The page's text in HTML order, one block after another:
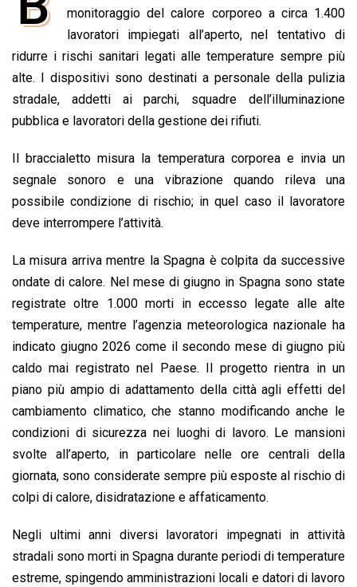
e
o
o
k
t
s
A
p
p
k
e
d
I
e
a
d
s
i
l
y
L
i
n
k
n
t
monitoraggio del calore corporeo a circa 1.400
lavoratori impiegati all’aperto, nel tentativo di
ridurre i rischi sanitari legati alle temperature sempre più
alte. I dispositivi sono destinati a personale della pulizia
stradale, addetti ai parchi, squadre dell’illuminazione
pubblica e lavoratori della gestione dei rifiuti.
Il braccialetto misura la temperatura corporea e invia un
segnale sonoro e una vibrazione quando rileva una
possibile condizione di rischio; in quel caso il lavoratore
deve interrompere l’attività.
La misura arriva mentre la Spagna è colpita da successive
ondate di calore. Nel mese di giugno in Spagna sono state
registrate oltre 1.000 morti in eccesso legate alle alte
temperature, mentre l’agenzia meteorologica nazionale ha
indicato giugno 2026 come il secondo mese di giugno più
caldo mai registrato nel Paese. Il progetto rientra in un
piano più ampio di adattamento della città agli effetti del
cambiamento climatico, che stanno modificando anche le
condizioni di sicurezza nei luoghi di lavoro. Le mansioni
svolte all’aperto, in particolare nelle ore centrali della
giornata, sono considerate sempre più esposte al rischio di
colpi di calore, disidratazione e affaticamento.
Negli ultimi anni diversi lavoratori impegnati in attività
stradali sono morti in Spagna durante periodi di temperature
estreme, spingendo amministrazioni locali e datori di lavoro